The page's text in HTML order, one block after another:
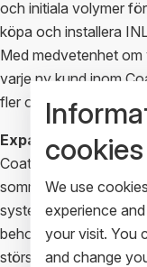
och initiala volymer
köpa och installera
Med medvetenhet om
varje ny kund inom
fler och långsiktiga
Expansion och ökad
Coating Service
somras och är ett bra
systemförsäljning
behov av flexibilitet.
största geografiska
cookies
We use
experience
your visit. You
and change